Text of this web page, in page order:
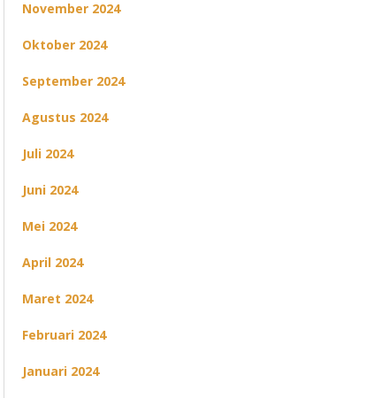
November 2024
Oktober 2024
September 2024
Agustus 2024
Juli 2024
Juni 2024
Mei 2024
April 2024
Maret 2024
Februari 2024
Januari 2024